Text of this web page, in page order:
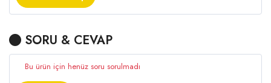
SORU & CEVAP
Bu ürün için henüz soru sorulmadı